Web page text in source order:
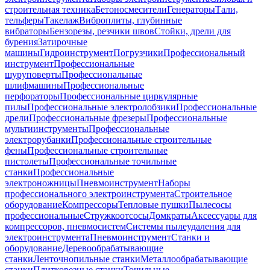
строительная техникаБетоносмесителиГенераторыТали,
тельферыТакелажВиброплиты, глубинные
вибраторыБензорезы, резчики швовСтойки, дрели для
буренияЗатирочные
машиныГидроинструментПогрузчикиПрофессиональный
инструментПрофессиональные
шуруповертыПрофессиональные
шлифмашиныПрофессиональные
перфораторыПрофессиональные циркулярные
пилыПрофессиональные электролобзикиПрофессиональные
дрелиПрофессиональные фрезерыПрофессиональные
мультиинструментыПрофессиональные
электрорубанкиПрофессиональные строительные
феныПрофессиональные строительные
пистолетыПрофессиональные точильные
станкиПрофессиональные
электроножницыПневмоинструментНаборы
профессионального электроинструментаСтроительное
оборудованиеКомпрессорыТепловые пушкиПылесосы
профессиональныеСтружкоотсосыДомкратыАксессуары для
компрессоров, пневмосистемСистемы пылеудаления для
электроинструментаПневмоинструментСтанки и
оборудованиеДеревообрабатывающие
станкиЛенточнопильные станкиМеталлообрабатывающие